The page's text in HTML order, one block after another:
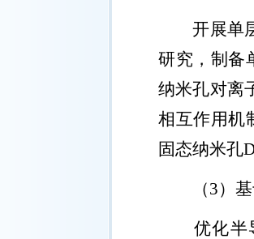
开展单
研究，制备
纳米孔对离
相互作用机
固态纳米孔
（3）
优化半